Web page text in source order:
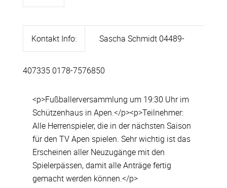
Kontakt Info: Sascha Schmidt 04489-
407335 0178-7576850
<p>Fußballerversammlung um 19:30 Uhr im
Schützenhaus in Apen.</p><p>Teilnehmer:
Alle Herrenspieler, die in der nächsten Saison
für den TV Apen spielen. Sehr wichtig ist das
Erscheinen aller Neuzugänge mit den
Spielerpässen, damit alle Anträge fertig
gemacht werden können.</p>